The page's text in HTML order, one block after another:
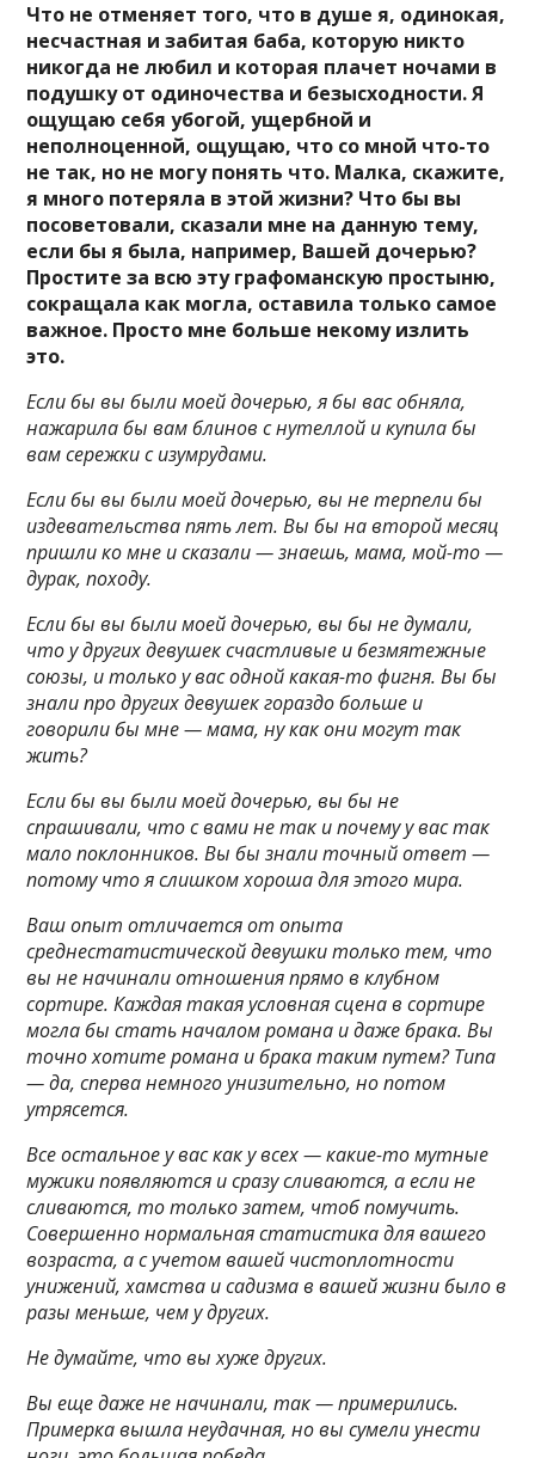
Что не отменяет того, что в душе я, одинокая,
несчастная и забитая баба, которую никто
никогда не любил и которая плачет ночами в
подушку от одиночества и безысходности. Я
ощущаю себя убогой, ущербной и
неполноценной, ощущаю, что со мной что-то
не так, но не могу понять что. Малка, скажите,
я много потеряла в этой жизни? Что бы вы
посоветовали, сказали мне на данную тему,
если бы я была, например, Вашей дочерью?
Простите за всю эту графоманскую простыню,
сокращала как могла, оставила только самое
важное. Просто мне больше некому излить
это.
Если бы вы были моей дочерью, я бы вас обняла,
нажарила бы вам блинов с нутеллой и купила бы
вам сережки с изумрудами.
Если бы вы были моей дочерью, вы не терпели бы
издевательства пять лет. Вы бы на второй месяц
пришли ко мне и сказали — знаешь, мама, мой-то —
дурак, походу.
Если бы вы были моей дочерью, вы бы не думали,
что у других девушек счастливые и безмятежные
союзы, и только у вас одной какая-то фигня. Вы бы
знали про других девушек гораздо больше и
говорили бы мне — мама, ну как они могут так
жить?
Если бы вы были моей дочерью, вы бы не
спрашивали, что с вами не так и почему у вас так
мало поклонников. Вы бы знали точный ответ —
потому что я слишком хороша для этого мира.
Ваш опыт отличается от опыта
среднестатистической девушки только тем, что
вы не начинали отношения прямо в клубном
сортире. Каждая такая условная сцена в сортире
могла бы стать началом романа и даже брака. Вы
точно хотите романа и брака таким путем? Типа
— да, сперва немного унизительно, но потом
утрясется.
Все остальное у вас как у всех — какие-то мутные
мужики появляются и сразу сливаются, а если не
сливаются, то только затем, чтоб помучить.
Совершенно нормальная статистика для вашего
возраста, а с учетом вашей чистоплотности
унижений, хамства и садизма в вашей жизни было в
разы меньше, чем у других.
Не думайте, что вы хуже других.
Вы еще даже не начинали, так — примерились.
Примерка вышла неудачная, но вы сумели унести